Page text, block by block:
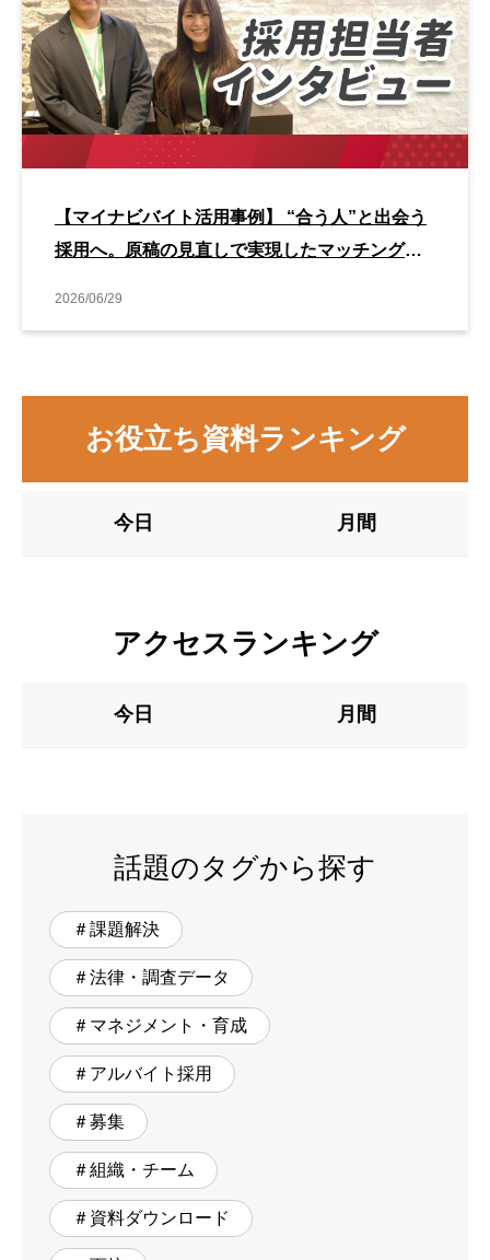
【マイナビバイト活用事例】 “合う人”と出会う
採用へ。原稿の見直しで実現したマッチング改
2026/06/29
お役立ち資料ランキング
今日 月間
アクセスランキング
今日 月間
話題のタグから探す
＃課題解決
＃法律・調査データ
＃マネジメント・育成
＃アルバイト採用
＃募集
＃組織・チーム
＃資料ダウンロード